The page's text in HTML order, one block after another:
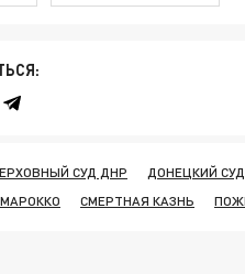
СУД ДНР ДОНЕЦКИЙ СУД
СМЕРТНАЯ КАЗНЬ